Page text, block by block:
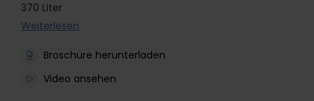
370 Liter
Weiterlesen
Broschüre herunterladen
Video ansehen